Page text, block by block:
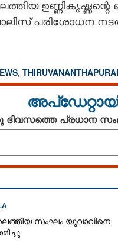
പരിശോധന
,
ദിവസത്തെ പ്രധാന
സംഘം യുവാവിനെ